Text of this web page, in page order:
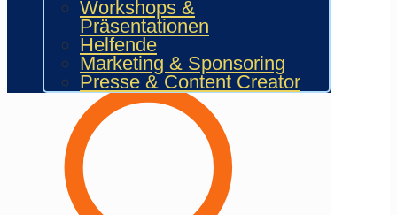
Workshops &
Präsentationen
Helfende
Marketing & Sponsoring
Presse & Content Creator